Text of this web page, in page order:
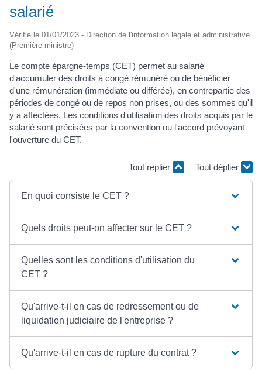
salarié
Vérifié le 01/01/2023 - Direction de l'information légale et administrative
(Première ministre)
Le compte épargne-temps (CET) permet au salarié
d'accumuler des droits à congé rémunéré ou de bénéficier
d'une rémunération (immédiate ou différée), en contrepartie des
périodes de congé ou de repos non prises, ou des sommes qu'il
y a affectées. Les conditions d'utilisation des droits acquis par le
salarié sont précisées par la convention ou l'accord prévoyant
l'ouverture du CET.
Tout replier Tout déplier
En quoi consiste le CET ?
Quels droits peut-on affecter sur le CET ?
Quelles sont les conditions d'utilisation du
CET ?
Qu'arrive-t-il en cas de redressement ou de
liquidation judiciaire de l'entreprise ?
Qu'arrive-t-il en cas de rupture du contrat ?